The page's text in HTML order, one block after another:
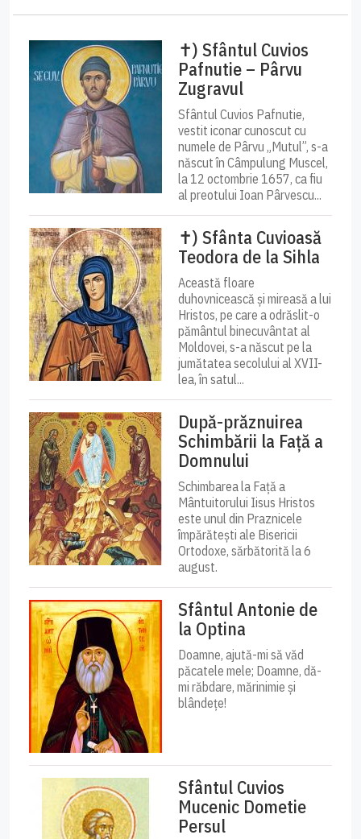
✝) Sfântul Cuvios
Pafnutie – Pârvu
Zugravul
Sfântul Cuvios Pafnutie,
vestit iconar cunoscut cu
numele de Pârvu „Mutul”, s-a
născut în Câmpulung Muscel,
la 12 octombrie 1657, ca fiu
al preotului Ioan Pârvescu...
✝) Sfânta Cuvioasă
Teodora de la Sihla
Această floare
duhovnicească și mireasă a lui
Hristos, pe care a odrăslit-o
pământul binecuvântat al
Moldovei, s-a născut pe la
jumătatea secolului al XVII-
lea, în satul...
După-prăznuirea
Schimbării la Față a
Domnului
Schimbarea la Față a
Mântuitorului Iisus Hristos
este unul din Praznicele
împărătești ale Bisericii
Ortodoxe, sărbătorită la 6
august.
Sfântul Antonie de
la Optina
Doamne, ajută-mi să văd
păcatele mele; Doamne, dă-
mi răbdare, mărinimie şi
blândeţe!
Sfântul Cuvios
Mucenic Dometie
Persul